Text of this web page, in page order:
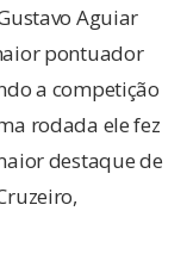
Aguiar
pontuador
a competição
rodada ele fez
destaque de